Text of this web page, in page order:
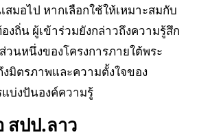
มอไป หากเลือกใช้ให้เหมาะสมกับ
งถิ่น ผู้เข้าร่วมยังกล่าวถึงความรู้สึก
นหนึ่งของโครงการภายใต้พระ
มิตรภาพและความตั้งใจของ
บ่งปันองค์ความรู้
สปป.ลาว